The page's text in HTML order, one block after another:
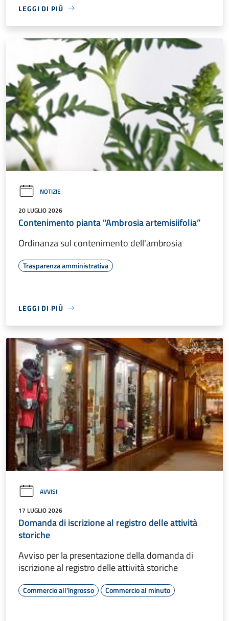
LEGGI DI PIÙ
NOTIZIE
20 LUGLIO 2026
Contenimento pianta "Ambrosia artemisiifolia”
Ordinanza sul contenimento dell'ambrosia
Trasparenza amministrativa
LEGGI DI PIÙ
AVVISI
17 LUGLIO 2026
Domanda di iscrizione al registro delle attività
storiche
Avviso per la presentazione della domanda di
iscrizione al registro delle attività storiche
Commercio all'ingrosso Commercio al minuto